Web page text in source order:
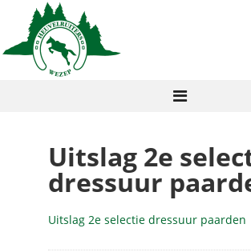
Uitslag 2e
dressuur
Uitslag 2e selectie dressuur paarden